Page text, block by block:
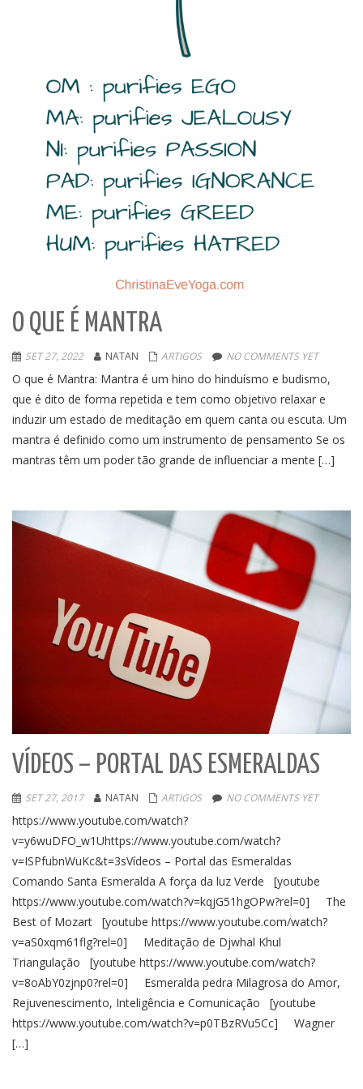
O QUE É MANTRA
SET 27, 2022 NATAN ARTIGOS NO COMMENTS YET
O que é Mantra: Mantra é um hino do hinduísmo e budismo,
que é dito de forma repetida e tem como objetivo relaxar e
induzir um estado de meditação em quem canta ou escuta. Um
mantra é definido como um instrumento de pensamento Se os
mantras têm um poder tão grande de influenciar a mente […]
VÍDEOS – PORTAL DAS ESMERALDAS
SET 27, 2017 NATAN ARTIGOS NO COMMENTS YET
https://www.youtube.com/watch?
v=y6wuDFO_w1Uhttps://www.youtube.com/watch?
v=ISPfubnWuKc&t=3sVídeos – Portal das Esmeraldas
Comando Santa Esmeralda A força da luz Verde [youtube
https://www.youtube.com/watch?v=kqjG51hgOPw?rel=0] The
Best of Mozart [youtube https://www.youtube.com/watch?
v=aS0xqm61flg?rel=0] Meditação de Djwhal Khul
Triangulação [youtube https://www.youtube.com/watch?
v=8oAbY0zjnp0?rel=0] Esmeralda pedra Milagrosa do Amor,
Rejuvenescimento, Inteligência e Comunicação [youtube
https://www.youtube.com/watch?v=p0TBzRVu5Cc] Wagner
[…]